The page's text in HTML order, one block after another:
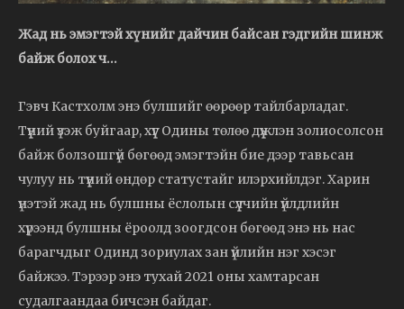
Жад нь эмэгтэй хүнийг дайчин байсан гэдгийн шинж
байж болох ч…
Гэвч Кастхолм энэ булшийг өөрөөр тайлбарладаг.
Түүний үзэж буйгаар, хүүг Одины төлөө дүүжлэн золиосолсон
байж болзошгүй бөгөөд эмэгтэйн бие дээр тавьсан
чулуу нь түүний өндөр статустайг илэрхийлдэг. Харин
үнэтэй жад нь булшны ёслолын сүүлчийн үйлдлийн
хүрээнд булшны ёроолд зоогдсон бөгөөд энэ нь нас
барагчдыг Одинд зориулах зан үйлийн нэг хэсэг
байжээ. Тэрээр энэ тухай 2021 оны хамтарсан
судалгаандаа бичсэн байдаг.